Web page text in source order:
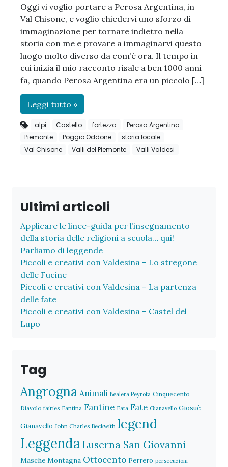
Oggi vi voglio portare a Perosa Argentina, in
Val Chisone, e voglio chiedervi uno sforzo di
immaginazione per tornare indietro nella
storia con me e provare a immaginarvi questo
luogo molto diverso da com’è ora. Il tempo in
cui inizia il mio racconto risale a ben 1000 anni
fa, quando Perosa Argentina era un piccolo […]
Leggi tutto »
alpi Castello fortezza
Perosa Argentina
Piemonte
Poggio Oddone
storia locale
Val Chisone
Valli del Piemonte Valli Valdesi
Ultimi articoli
Applicare le linee-guida per l’insegnamento
della storia delle religioni a scuola… qui!
Parliamo di leggende
Piccoli e creativi con Valdesina – Lo stregone
delle Fucine
Piccoli e creativi con Valdesina – La partenza
delle fate
Piccoli e creativi con Valdesina – Castel del
Lupo
Tag
Angrogna Animali Bealera Peyrota Cinquecento
Diavolo fairies Fantina Fantine Fata Fate Gianavello Giosuè
Gianavello John Charles Beckwith legend
Leggenda Luserna San Giovanni
Masche Montagna Ottocento Perrero persecuzioni